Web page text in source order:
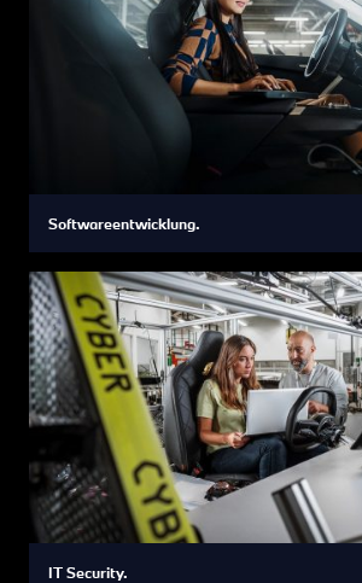
Softwareentwicklung.
IT Security.